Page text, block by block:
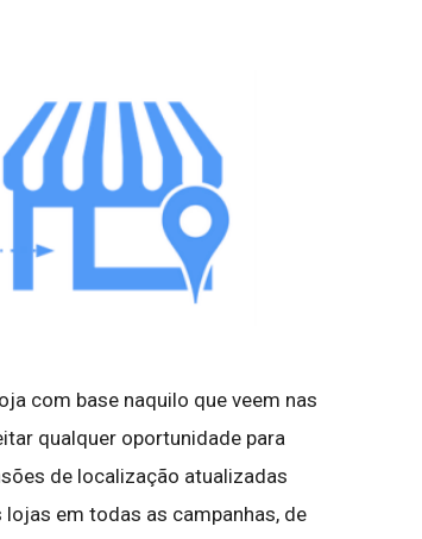
com base naquilo que veem nas
qualquer oportunidade para
de localização atualizadas
em todas as campanhas, de